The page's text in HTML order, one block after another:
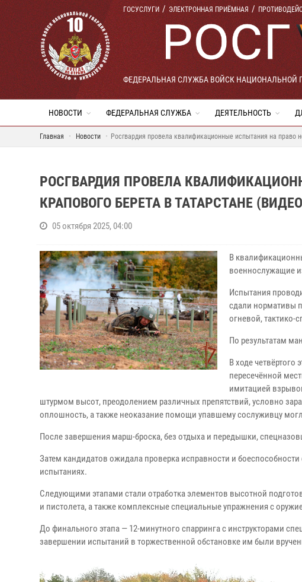
ГОСУСЛУГИ ЭЛЕКТРОННАЯ ПРИЁМНАЯ
ФЕДЕРАЛЬНАЯ СЛУЖБА ВОЙСК НАЦИОНАЛЬНОЙ
НОВОСТИ ФЕДЕРАЛЬНАЯ СЛУЖБА ДЕЯТЕЛЬНОСТЬ
Главная Новости Росгвардия провела квалификационные испытания на право
РОСГВАРДИЯ ПРОВЕЛА
КРАПОВОГО БЕРЕТА В ТАТАРСТАНЕ
05 октября 2025, 04:00
В
военнослужащие
Испытания
сдали нормативы
огневой, тактико-
По результатам
В ходе
пересечённой
имитацией
штурмом высот, преодолением различных препятствий, условно
оплошность, а также неоказание помощи упавшему сослуживцу
После завершения марш-броска, без отдыха и передышки,
Затем кандидатов ожидала проверка исправности и
испытаниях.
Следующими этапами стали отработка элементов высотной
и пистолета, а также комплексные специальные упражнения с
До финального этапа — 12-минутного спарринга с инструкторами
завершении испытаний в торжественной обстановке им были